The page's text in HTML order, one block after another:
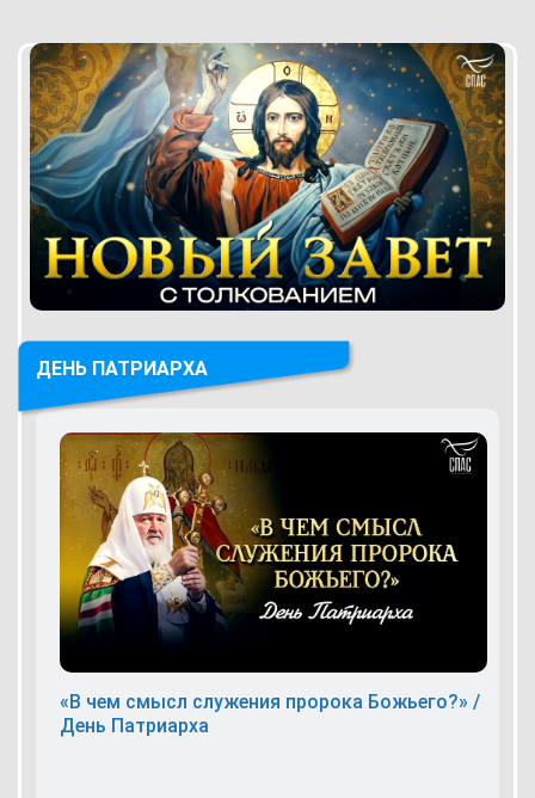
ДЕНЬ ПАТРИАРХА
«В чем смысл служения пророка Божьего?» /
День Патриарха